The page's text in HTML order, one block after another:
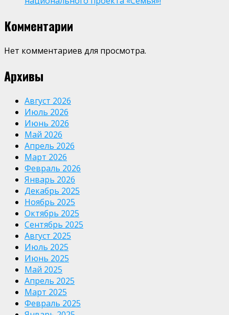
Комментарии
Нет комментариев для просмотра.
Архивы
Август 2026
Июль 2026
Июнь 2026
Май 2026
Апрель 2026
Март 2026
Февраль 2026
Январь 2026
Декабрь 2025
Ноябрь 2025
Октябрь 2025
Сентябрь 2025
Август 2025
Июль 2025
Июнь 2025
Май 2025
Апрель 2025
Март 2025
Февраль 2025